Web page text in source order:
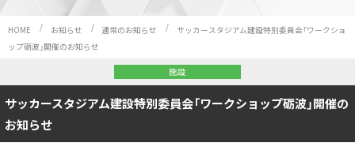
HOME お知らせ 通常のお知らせ
サッカースタジアム建設特別委員会「ワークショ
ップ砺波」開催のお知らせ
施設
サッカースタジアム建設特別委員会「ワークショップ砺波」開催の
お知らせ